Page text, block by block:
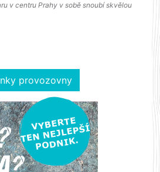
v centru Prahy v sobě snoubí skvělou
provozovny